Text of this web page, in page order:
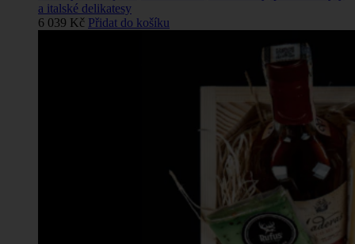
a italské delikatesy
6 039 Kč Přidat do košíku